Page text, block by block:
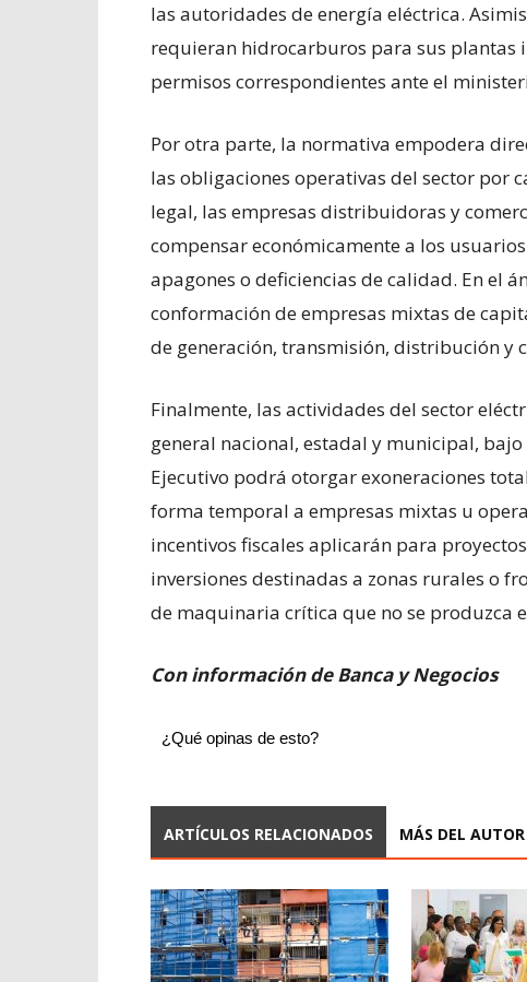
las autoridades de energía eléctrica.
requieran hidrocarburos para sus plantas
permisos correspondientes ante el
Por otra parte, la normativa empodera
las obligaciones operativas del sector por
legal, las empresas distribuidoras y
compensar económicamente a los
apagones o deficiencias de calidad. En el
conformación de empresas mixtas de
de generación, transmisión, distribución y
Finalmente, las actividades del sector
general nacional, estadal y municipal,
Ejecutivo podrá otorgar exoneraciones
forma temporal a empresas mixtas u
incentivos fiscales aplicarán para
inversiones destinadas a zonas rurales o
de maquinaria crítica que no se produzca
Con información de Banca y Negocios
¿Qué opinas de esto?
ARTÍCULOS RELACIONADOS MÁS DEL AUTOR